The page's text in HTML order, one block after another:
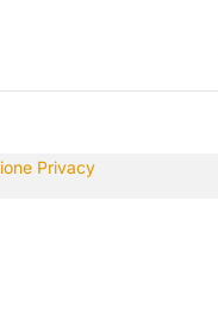
Privacy